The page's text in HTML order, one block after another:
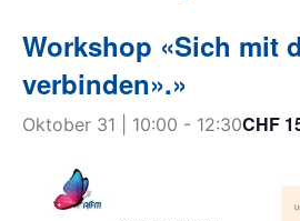
Workshop «Sich mit
verbinden».»
Oktober 31 | 10:00 - 12:30CHF